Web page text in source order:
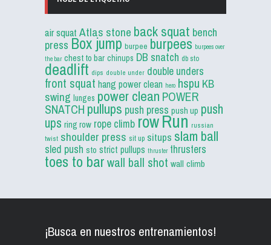
air squat Atlas stone back squat bench
press Box jump burpee burpees burpees over
the bar chest to bar chinups DB snatch db sto
deadlift dips double under double unders
front squat hang power clean hero hspu KB
swing lunges power clean POWER
SNATCH pullups push press push up push
ups ring row rope climb rowRun russian
twist shoulder press sit up situps slam ball
sled push sto strict pullups thruster thrusters
toes to barwall ball shot wall climb
¡Busca en nuestros entrenamientos!